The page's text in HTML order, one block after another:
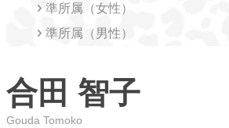
準所属（女性）
準所属（男性）
合田 智子
Gouda Tomoko